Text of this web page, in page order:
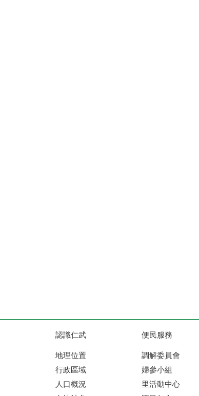
認識仁武
地理位置
行政區域
人口概況
便民服務
調解委員會
婦參小組
里活動中心